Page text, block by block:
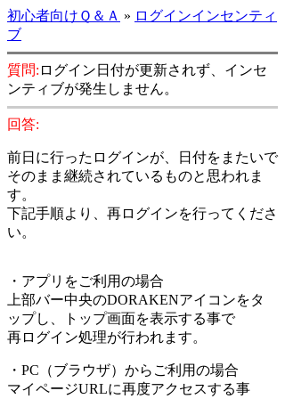
初心者向けＱ＆Ａ » ログインインセンティ
ブ
質問: ログイン日付が更新されず、インセ
ンティブが発生しません。
回答:
前日に行ったログインが、日付をまたいで
そのまま継続されているものと思われま
す。
下記手順より、再ログインを行ってくださ
い。
・アプリをご利用の場合
上部バー中央のDORAKENアイコンをタ
ップし、トップ画面を表示する事で
再ログイン処理が行われます。
・PC（ブラウザ）からご利用の場合
マイページURLに再度アクセスする事